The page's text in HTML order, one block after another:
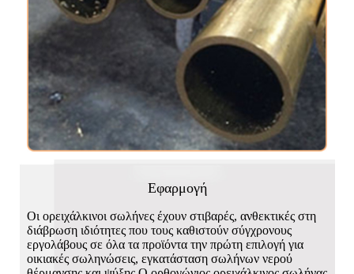
Εφαρμογή
Οι ορειχάλκινοι σωλήνες έχουν στιβαρές, ανθεκτικές στη
διάβρωση ιδιότητες που τους καθιστούν σύγχρονους
εργολάβους σε όλα τα προϊόντα την πρώτη επιλογή για
οικιακές σωληνώσεις, εγκατάσταση σωλήνων νερού